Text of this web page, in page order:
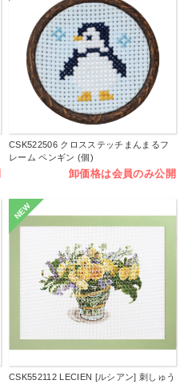
CSK522506 クロスステッチまんまるフ
レーム ペンギン (個)
卸価格は会員のみ公開
NEW
CSK552112 LECIEN [ルシアン] 刺しゅう